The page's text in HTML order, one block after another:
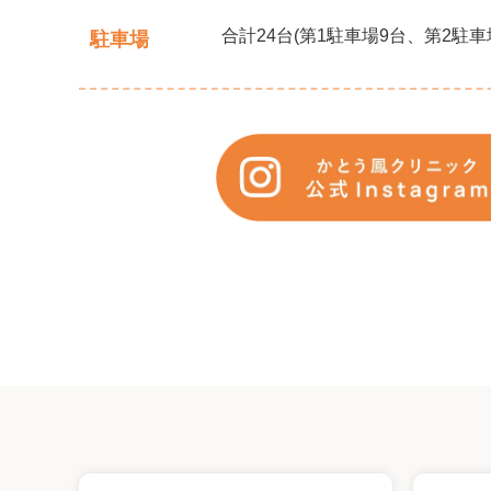
駐車場 合計24台(第1駐車場9台、第2駐車